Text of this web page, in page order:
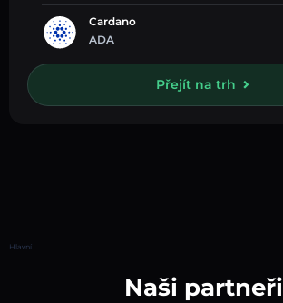
Cardano
ADA
Přejít na trh
Hlavní
Naši partneři